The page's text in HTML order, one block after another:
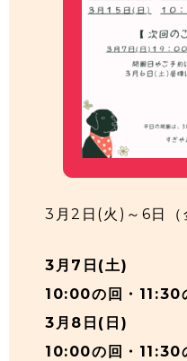
3月2日(火)～6日（
3月7日(土)
10:00の回・11:30
3月8日(日)
10:00の回・11:30